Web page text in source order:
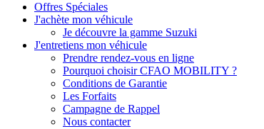
Offres Spéciales
J'achète mon véhicule
Je découvre la gamme Suzuki
J'entretiens mon véhicule
Prendre rendez-vous en ligne
Pourquoi choisir CFAO MOBILITY ?
Conditions de Garantie
Les Forfaits
Campagne de Rappel
Nous contacter